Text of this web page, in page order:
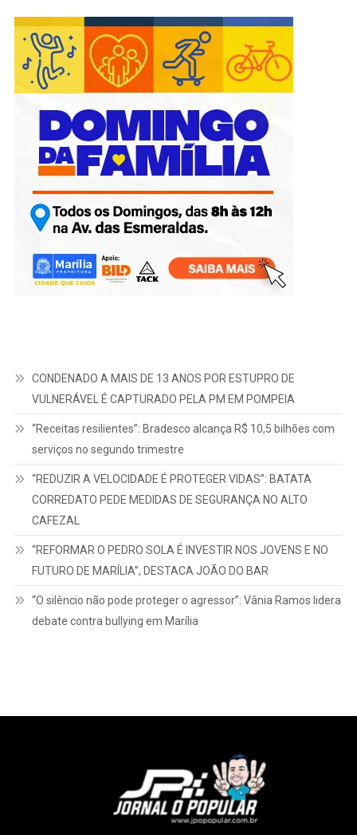
CONDENADO A MAIS DE 13 ANOS POR ESTUPRO DE
VULNERÁVEL É CAPTURADO PELA PM EM POMPEIA
“Receitas resilientes”: Bradesco alcança R$ 10,5 bilhões com
serviços no segundo trimestre
“REDUZIR A VELOCIDADE É PROTEGER VIDAS”: BATATA
CORREDATO PEDE MEDIDAS DE SEGURANÇA NO ALTO
CAFEZAL
“REFORMAR O PEDRO SOLA É INVESTIR NOS JOVENS E NO
FUTURO DE MARÍLIA”, DESTACA JOÃO DO BAR
“O silêncio não pode proteger o agressor”: Vânia Ramos lidera
debate contra bullying em Marília